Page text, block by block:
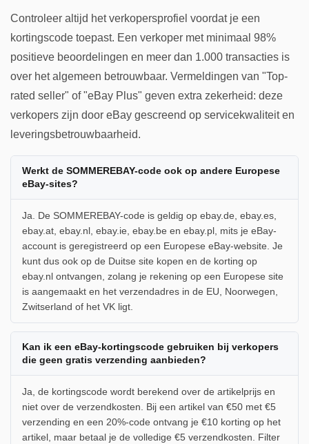
Controleer altijd het verkopersprofiel voordat je een
kortingscode toepast. Een verkoper met minimaal 98%
positieve beoordelingen en meer dan 1.000 transacties is
over het algemeen betrouwbaar. Vermeldingen van "Top-
rated seller" of "eBay Plus" geven extra zekerheid: deze
verkopers zijn door eBay gescreend op servicekwaliteit en
leveringsbetrouwbaarheid.
Werkt de SOMMEREBAY-code ook op andere Europese
eBay-sites?
Ja. De SOMMEREBAY-code is geldig op ebay.de, ebay.es,
ebay.at, ebay.nl, ebay.ie, ebay.be en ebay.pl, mits je eBay-
account is geregistreerd op een Europese eBay-website. Je
kunt dus ook op de Duitse site kopen en de korting op
ebay.nl ontvangen, zolang je rekening op een Europese site
is aangemaakt en het verzendadres in de EU, Noorwegen,
Zwitserland of het VK ligt.
Kan ik een eBay-kortingscode gebruiken bij verkopers
die geen gratis verzending aanbieden?
Ja, de kortingscode wordt berekend over de artikelprijs en
niet over de verzendkosten. Bij een artikel van €50 met €5
verzending en een 20%-code ontvang je €10 korting op het
artikel, maar betaal je de volledige €5 verzendkosten. Filter